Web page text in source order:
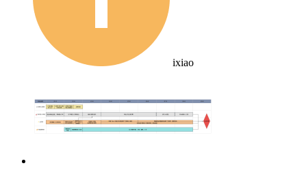
ixiao